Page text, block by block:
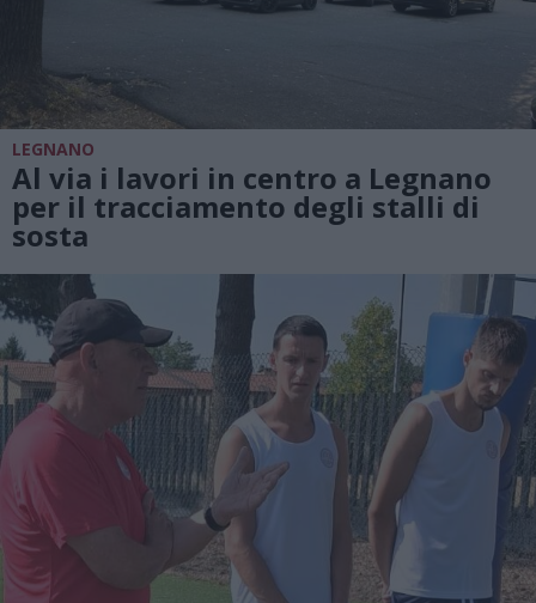
LEGNANO
Al via i lavori in centro a Legnano
per il tracciamento degli stalli di
sosta